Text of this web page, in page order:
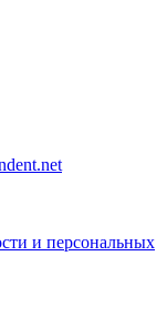
и персональных